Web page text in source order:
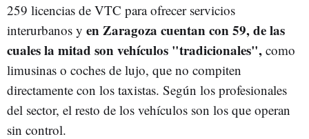
259 licencias de VTC para ofrecer servicios
interurbanos y en Zaragoza cuentan con 59, de las
cuales la mitad son vehículos "tradicionales", como
limusinas o coches de lujo, que no compiten
directamente con los taxistas. Según los profesionales
del sector, el resto de los vehículos son los que operan
sin control.